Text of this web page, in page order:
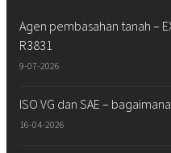
Agen pembasahan tanah –
R3831
9-07-2026
ISO VG dan SAE –
16-04-2026